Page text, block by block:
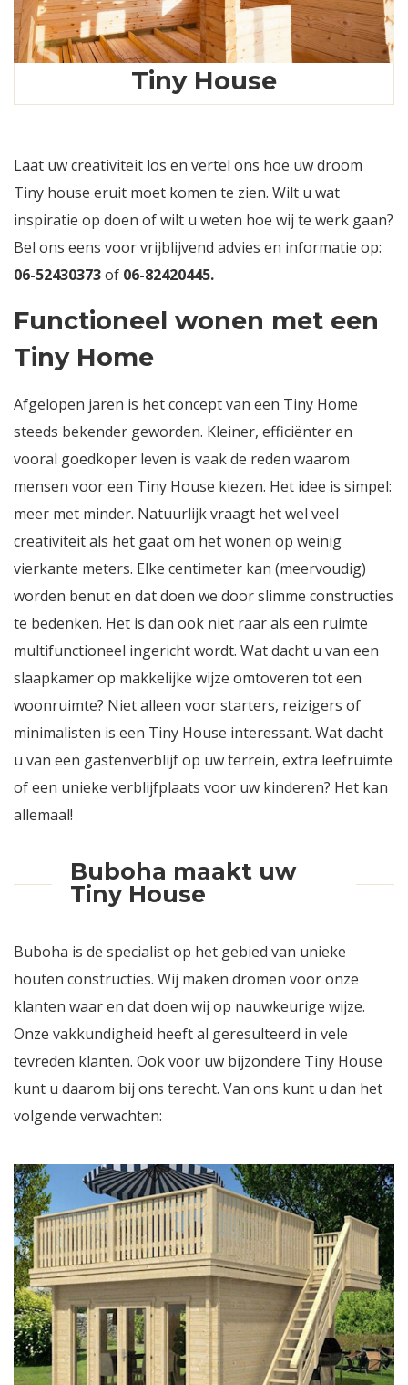
Tiny House
Laat uw creativiteit los en vertel ons hoe uw droom
Tiny house eruit moet komen te zien. Wilt u wat
inspiratie op doen of wilt u weten hoe wij te werk gaan?
Bel ons eens voor vrijblijvend advies en informatie op:
06-52430373of 06-82420445.
Functioneel wonen met een
Tiny Home
Afgelopen jaren is het concept van een Tiny Home
steeds bekender geworden. Kleiner, efficiënter en
vooral goedkoper leven is vaak de reden waarom
mensen voor een Tiny House kiezen. Het idee is simpel:
meer met minder. Natuurlijk vraagt het wel veel
creativiteit als het gaat om het wonen op weinig
vierkante meters. Elke centimeter kan (meervoudig)
worden benut en dat doen we door slimme constructies
te bedenken. Het is dan ook niet raar als een ruimte
multifunctioneel ingericht wordt. Wat dacht u van een
slaapkamer op makkelijke wijze omtoveren tot een
woonruimte? Niet alleen voor starters, reizigers of
minimalisten is een Tiny House interessant. Wat dacht
u van een gastenverblijf op uw terrein, extra leefruimte
of een unieke verblijfplaats voor uw kinderen? Het kan
allemaal!
Buboha maakt uw
Tiny House
Buboha is de specialist op het gebied van unieke
houten constructies. Wij maken dromen voor onze
klanten waar en dat doen wij op nauwkeurige wijze.
Onze vakkundigheid heeft al geresulteerd in vele
tevreden klanten. Ook voor uw bijzondere Tiny House
kunt u daarom bij ons terecht. Van ons kunt u dan het
volgende verwachten: